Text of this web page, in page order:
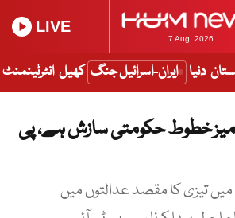
7 Aug, 2026
LIVE
دنیا ایران-اسرائیل جنگ کھیل انٹرٹینمنٹ
خطوط حکومتی سازش ہے، پی
تیزی کا مقصد عدالتوں میں